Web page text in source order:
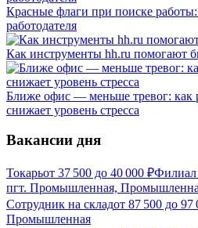
Красные флаги при поиске
работодателя
Как инструменты hh.ru помогают
Ближе офис — меньше тревог: как
снижает уровень стресса
Вакансии дня
Токарьот 37 500 до 40 000 ₽Филиал
пгт. Промышленная,
Сотрудник на складот 87 500 до 97
Промышленная